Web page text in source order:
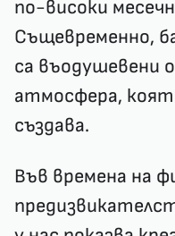
по-високи
Същевременно,
са въодушевени
атмосфера,
създава.
Във времена на